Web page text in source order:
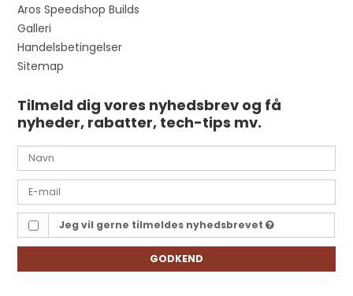
Aros Speedshop Builds
Galleri
Handelsbetingelser
Sitemap
Tilmeld dig vores nyhedsbrev og få
nyheder, rabatter, tech-tips mv.
Jeg vil gerne tilmeldes nyhedsbrevet
GODKEND